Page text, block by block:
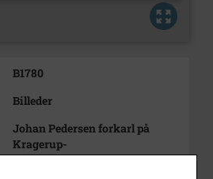
B1780
Billeder
Johan Pedersen forkarl på
Kragerup-
gård